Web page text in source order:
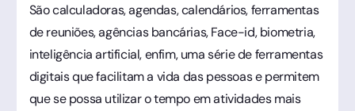
São calculadoras, agendas, calendários, ferramentas
de reuniões, agências bancárias, Face-id, biometria,
inteligência artificial, enfim, uma série de ferramentas
digitais que facilitam a vida das pessoas e permitem
que se possa utilizar o tempo em atividades mais